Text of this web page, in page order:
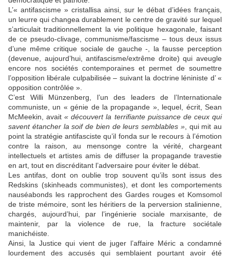
L’« antifascisme » cristallisa ainsi, sur le débat d’idées français,
un leurre qui changea durablement le centre de gravité sur lequel
s’articulait traditionnellement la vie politique hexagonale, faisant
de ce pseudo-clivage, communisme/fascisme – tous deux issus
d’une même critique sociale de gauche -, la fausse perception
(devenue, aujourd’hui, antifascisme/extrême droite) qui aveugle
encore nos sociétés contemporaines et permet de soumettre
l’opposition libérale culpabilisée – suivant la doctrine léniniste d’ «
opposition contrôlée ».
C’est Willi Münzenberg, l’un des leaders de l’Internationale
communiste, un « génie de la propagande », lequel, écrit, Sean
McMeekin, avait« découvert la terrifiante puissance de ceux qui
savent étancher la soif de bien de leurs semblables », qui mit au
point la stratégie antifasciste qu’il fonda sur le recours à l’émotion
contre la raison, au mensonge contre la vérité, chargeant
intellectuels et artistes amis de diffuser la propagande travestie
en art, tout en discréditant l’adversaire pour éviter le débat.
Les antifas, dont on oublie trop souvent qu’ils sont issus des
Redskins (skinheads communistes), et dont les comportements
nauséabonds les rapprochent des Gardes rouges et Komsomol
de triste mémoire, sont les héritiers de la perversion stalinienne,
chargés, aujourd’hui, par l’ingénierie sociale marxisante, de
maintenir, par la violence de rue, la fracture sociétale
manichéiste.
Ainsi, la Justice qui vient de juger l’affaire Méric a condamné
lourdement des accusés qui semblaient pourtant avoir été